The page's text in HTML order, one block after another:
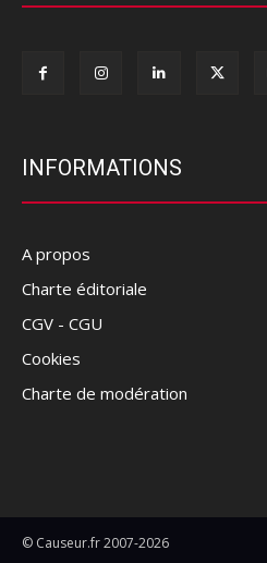
INFORMATIONS
A propos
Charte éditoriale
CGV - CGU
Cookies
Charte de modération
© Causeur.fr 2007-2026